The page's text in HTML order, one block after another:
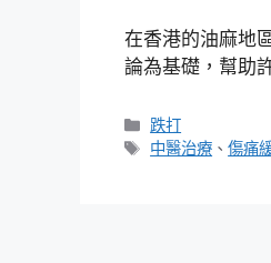
在香港的油麻地
論為基礎，幫助
分
類
跌打
標
中醫治療 、傷痛